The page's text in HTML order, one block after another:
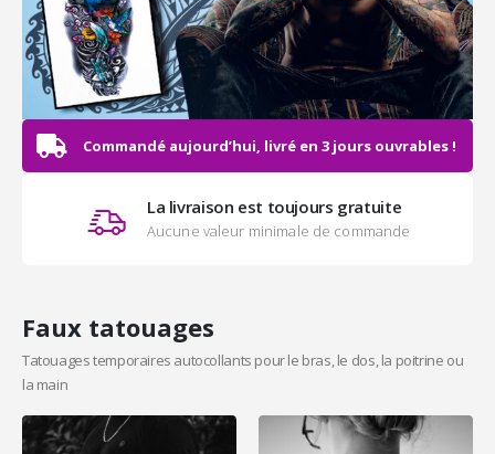
Commandé aujourd’hui, livré en 3 jours ouvrables !
La livraison est toujours gratuite
Aucune valeur minimale de commande
Faux tatouages
Tatouages temporaires autocollants pour le bras, le dos, la poitrine ou
la main